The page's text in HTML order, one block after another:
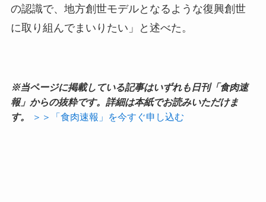
の認識で、地方創世モデルとなるような復興創世
に取り組んでまいりたい」と述べた。
※当ページに掲載している記事はいずれも日刊「食肉速
報」からの抜粋です。詳細は本紙でお読みいただけま
す。
＞＞「食肉速報」を今すぐ申し込む